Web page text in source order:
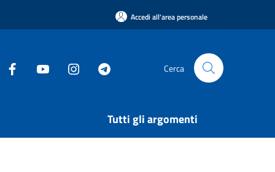
Accedi all'area personale
Cerca
Tutti gli argomenti